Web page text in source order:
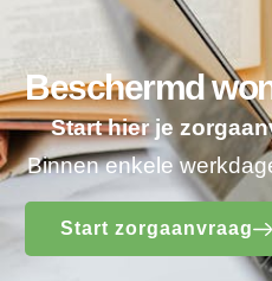
Beschermd
Start hier je
Binnen enkele
Start zorgaanvraag